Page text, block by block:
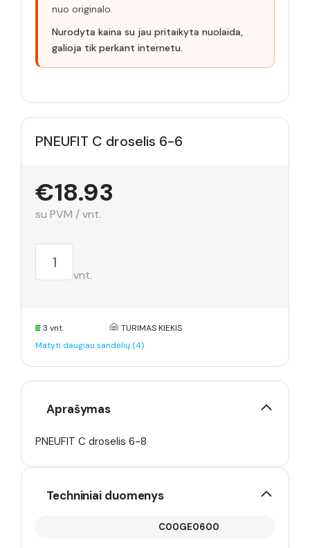
nuo originalo.
Nurodyta kaina su jau pritaikyta nuolaida,
galioja tik perkant internetu.
PNEUFIT C droselis 6-6
€18.93
su PVM / vnt.
vnt.
3 vnt.
TURIMAS KIEKIS
Matyti daugiau sandėlių (4)
Aprašymas
PNEUFIT C droselis 6-8
Techniniai duomenys
C00GE0600